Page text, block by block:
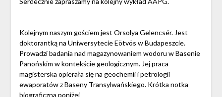
Kolejnym naszym gościem jest Orsolya Gelencsér. Jest
doktorantką na Uniwersytecie Eötvös w Budapeszcie.
Prowadzi badania nad magazynowaniem wodoru w Basenie
Panońskim w kontekście geologicznym. Jej praca
magisterska opierała się na geochemii i petrologii
ewaporatów z Baseny Transylwańskiego. Krótka notka
biograficzna poniżej